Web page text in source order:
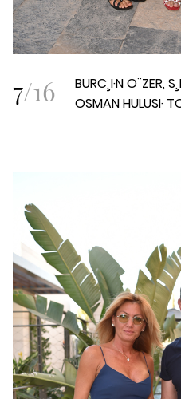
7/16
BURC¸I·N O¨ZER,
OSMAN HULUSI·